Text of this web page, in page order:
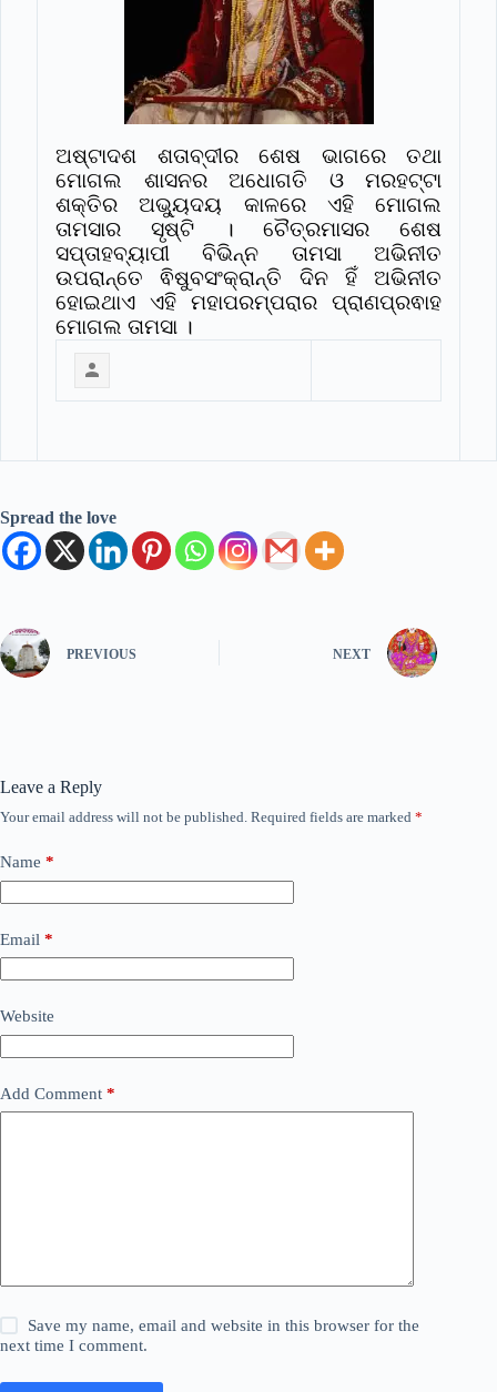
ଅଷ୍ଟାଦଶ ଶତାବ୍ଦୀର ଶେଷ ଭାଗରେ ତଥା
ମୋଗଲ ଶାସନର ଅଧୋଗତି ଓ ମରହଟ୍ଟା
ଶକ୍ତିର ଅଭ୍ୟୁଦୟ କାଳରେ ଏହି ମୋଗଲ
ତାମସାର ସୃଷ୍ଟି । ଚୈତ୍ରମାସର ଶେଷ
ସପ୍ତାହବ୍ୟାପୀ ବିଭିନ୍ନ ତାମସା ଅଭିନୀତ
ଉପରାନ୍ତେ ଵିଷୁବସଂକ୍ରାନ୍ତି ଦିନ ହିଁ ଅଭିନୀତ
ହୋଇଥାଏ ଏହି ମହାପରମ୍ପରାର ପ୍ରାଣପ୍ରଵାହ
ମୋଗଲ ତାମସା ।
Spread the love
PREVIOUS NEXT
Leave a Reply
Your email address will not be published. Required fields are marked *
Name *
Email *
Website
Add Comment *
Save my name, email and website in this browser for the
next time I comment.